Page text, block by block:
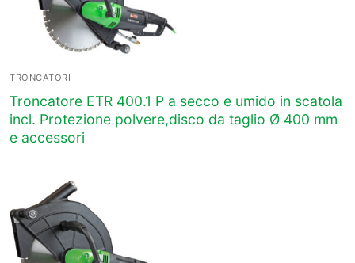
TRONCATORI
Troncatore ETR 400.1 P a secco e umido in scatola
incl. Protezione polvere,disco da taglio Ø 400 mm
e accessori